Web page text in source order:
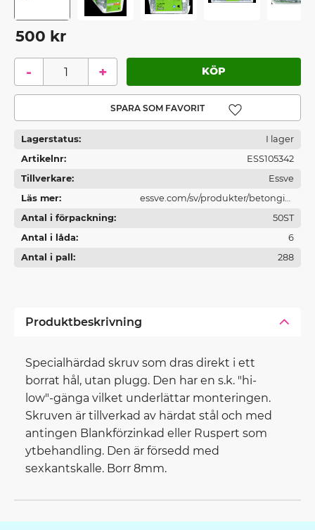
500 kr
+
-
Lägg till i favoriter
Lagerstatus
I lager
Artikelnr
ESS105342
Tillverkare
Essve
Läs mer
essve.com/sv/produkter/betonginf
astningar/
Antal i förpackning
50ST
Antal i låda
6
Antal i pall
288
Produktbeskrivning
Specialhärdad skruv som dras direkt i ett
borrat hål, utan plugg. Den har en s.k. "hi-
low"-gänga vilket underlättar monteringen.
Skruven är tillverkad av härdat stål och med
antingen Blankförzinkad eller Ruspert som
ytbehandling. Den är försedd med
sexkantskalle. Borr 8mm.